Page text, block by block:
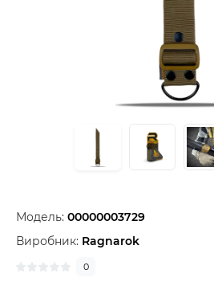
Модель: 00000003729
Виробник: Ragnarok
0